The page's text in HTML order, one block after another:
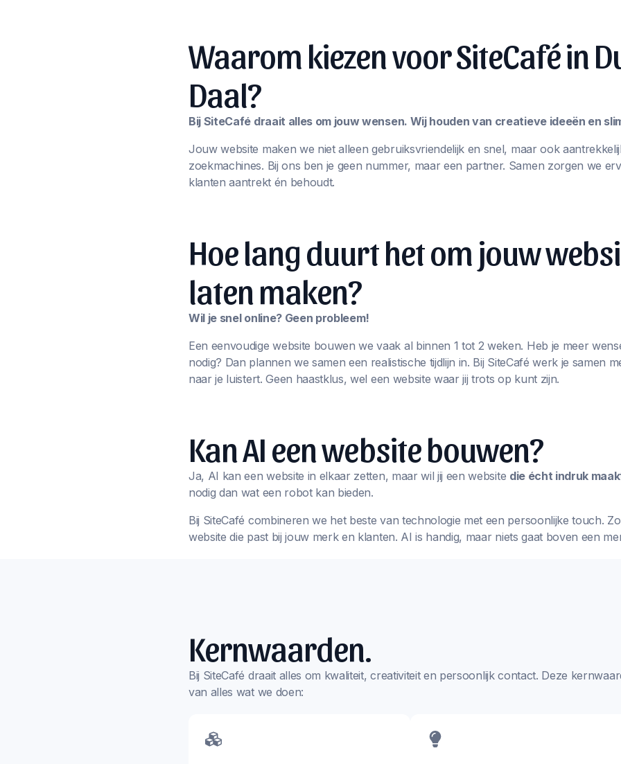
Waarom kiezen voor SiteCafé in
Daal?
Bij SiteCafé draait alles om jouw wensen. Wij houden van creatieve ideeën en
Jouw website maken we niet alleen gebruiksvriendelijk en snel, maar ook
zoekmachines. Bij ons ben je geen nummer, maar een partner. Samen zorgen we
klanten aantrekt én behoudt.
Hoe lang duurt het om jouw
laten maken?
Wil je snel online? Geen probleem!
Een eenvoudige website bouwen we vaak al binnen 1 tot 2 weken. Heb je meer
nodig? Dan plannen we samen een realistische tijdlijn in. Bij SiteCafé werk je samen
naar je luistert. Geen haastklus, wel een website waar jij trots op kunt zijn.
Kan AI een website bouwen?
Ja, AI kan een website in elkaar zetten, maar wil jij een website die écht indruk
nodig dan wat een robot kan bieden.
Bij SiteCafé combineren we het beste van technologie met een persoonlijke touch.
website die past bij jouw merk en klanten. AI is handig, maar niets gaat boven een
Kernwaarden.
Bij SiteCafé draait alles om kwaliteit, creativiteit en persoonlijk contact. Deze
van alles wat we doen: